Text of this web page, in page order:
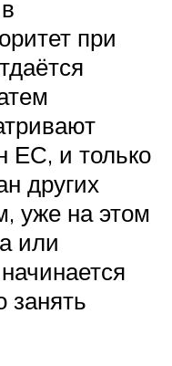
при
ЕС, и только
других
уже на этом
или
занять